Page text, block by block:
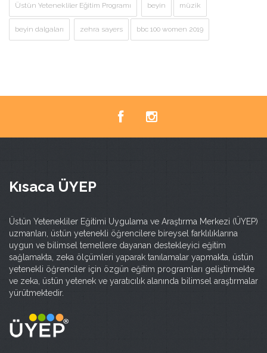
Üstün Yetenekliler Eğitim Programı beyin müzik
beyin dalgaları zehra sayers bbc 100 women 2019
Kısaca ÜYEP
Üstün Yetenekliler Eğitimi Uygulama ve Araştırma Merkezi (ÜYEP)
uzmanları, üstün yetenekli öğrencilere bireysel farklılıklarına
uygun ve bilimsel temellere dayanan destekleyici eğitim
sağlamakta, zeka ölçümleri yaparak tanılamalar yapmakta, üstün
yetenekli öğrenciler için özgün eğitim programları geliştirmekte
ve zeka, üstün yetenek ve yaratıcılık alanında bilimsel araştırmalar
yürütmektedir.